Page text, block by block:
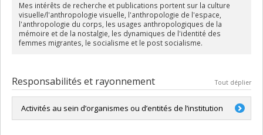
Mes intérêts de recherche et publications portent sur la culture
visuelle/l'anthropologie visuelle, l'anthropologie de l'espace,
l'anthropologie du corps, les usages anthropologiques de la
mémoire et de la nostalgie, les dynamiques de l'identité des
femmes migrantes, le socialisme et le post socialisme.
Responsabilités et rayonnement Tout déplier
Activités au sein d’organismes ou d’entités de l’institution